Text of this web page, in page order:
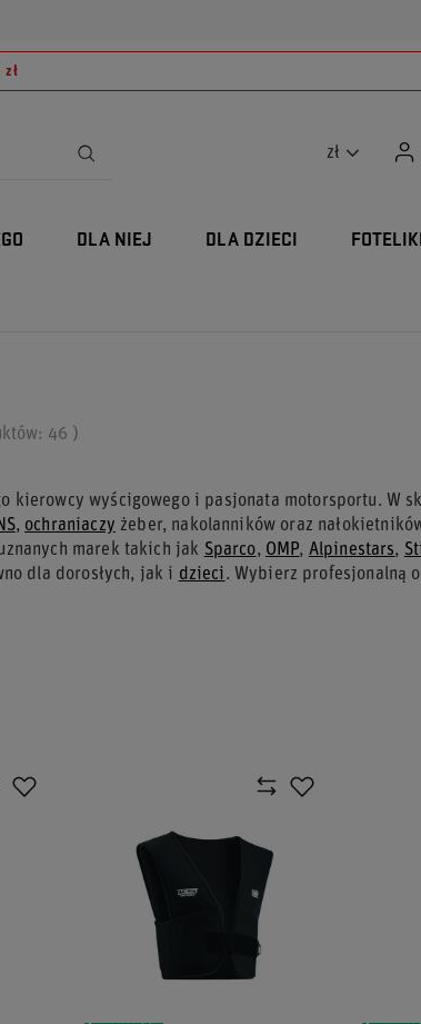
zł
DLA NIEJ DLA DZIECI FOTELIKI
46 )
kierowcy wyścigowego i pasjonata motorsportu. W
, ochraniaczy żeber, nakolanników oraz
marek takich jak Sparco, OMP, Alpinestars,
dla dorosłych, jak i dzieci. Wybierz profesjonalną